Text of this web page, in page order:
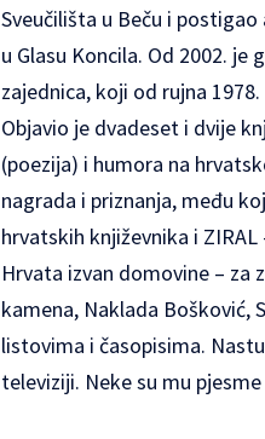
Sveučilišta u Beču i
u Glasu Koncila. Od 2002.
zajednica, koji od rujna
Objavio je dvadeset i dvije
(poezija) i humora na
nagrada i priznanja, među
hrvatskih književnika i
Hrvata izvan domovine – za
kamena, Naklada Bošković,
listovima i časopisima.
televiziji. Neke su mu